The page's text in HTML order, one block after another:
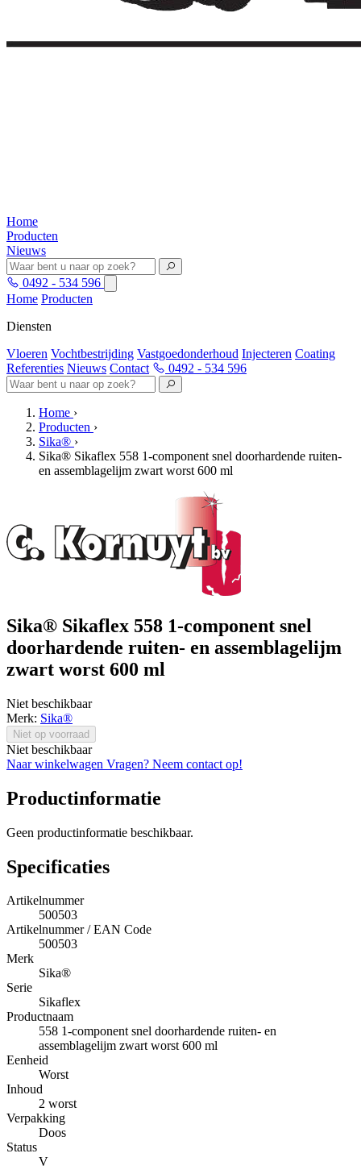
Home
Producten
Nieuws
0492 - 534 596
Home Producten
Diensten
Vloeren Vochtbestrijding Vastgoedonderhoud Injecteren Coating
Referenties Nieuws Contact 0492 - 534 596
Home ›
Producten ›
Sika® ›
Sika® Sikaflex 558 1-component snel doorhardende ruiten-
en assemblagelijm zwart worst 600 ml
Sika® Sikaflex 558 1-component snel
doorhardende ruiten- en assemblagelijm
zwart worst 600 ml
Niet beschikbaar
Merk: Sika®
Niet op voorraad
Niet beschikbaar
Naar winkelwagen Vragen? Neem contact op!
Productinformatie
Geen productinformatie beschikbaar.
Specificaties
Artikelnummer
500503
Artikelnummer / EAN Code
500503
Merk
Sika®
Serie
Sikaflex
Productnaam
558 1-component snel doorhardende ruiten- en
assemblagelijm zwart worst 600 ml
Eenheid
Worst
Inhoud
2 worst
Verpakking
Doos
Status
V